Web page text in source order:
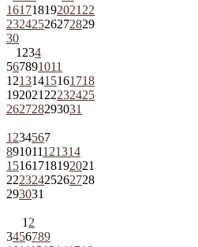
161718192021 22
23242526272829
30
1 234
567891011
12131415161718
192021 22232425
262728293031
1 234567
891011121314
15161718192021
22232425262728
293031
1 2
3456789